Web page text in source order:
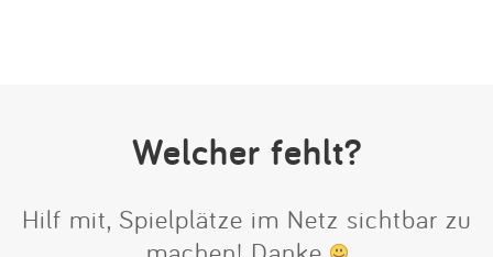
Welcher fehlt?
Hilf mit, Spielplätze im Netz sichtbar zu